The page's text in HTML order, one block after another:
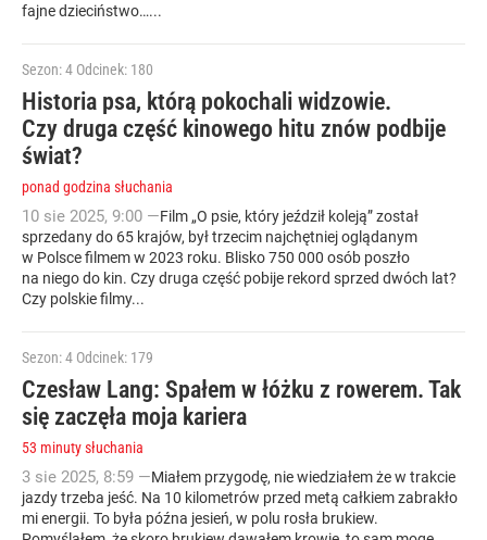
fajne dzieciństwo…...
Sezon: 4 Odcinek: 180
Historia psa, którą pokochali widzowie.
Czy druga część kinowego hitu znów podbije
świat?
ponad godzina słuchania
10 sie 2025, 9:00 —Film „O psie, który jeździł koleją” został
sprzedany do 65 krajów, był trzecim najchętniej oglądanym
w Polsce filmem w 2023 roku. Blisko 750 000 osób poszło
na niego do kin. Czy druga część pobije rekord sprzed dwóch lat?
Czy polskie filmy...
Sezon: 4 Odcinek: 179
Czesław Lang: Spałem w łóżku z rowerem. Tak
się zaczęła moja kariera
53 minuty słuchania
3 sie 2025, 8:59 —Miałem przygodę, nie wiedziałem że w trakcie
jazdy trzeba jeść. Na 10 kilometrów przed metą całkiem zabrakło
mi energii. To była późna jesień, w polu rosła brukiew.